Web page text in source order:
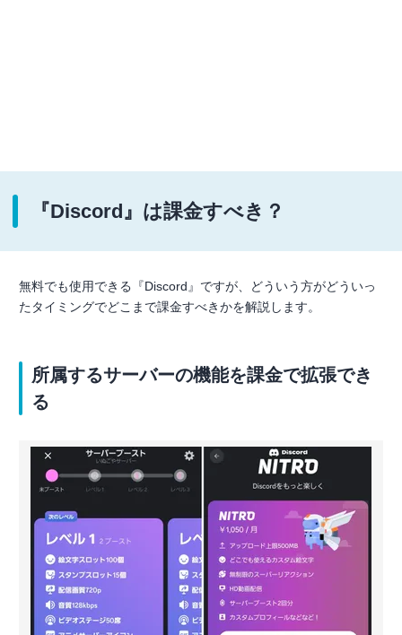
『Discord』は課金すべき？
無料でも使用できる『Discord』ですが、どういう方がどういっ
たタイミングでどこまで課金すべきかを解説します。
所属するサーバーの機能を課金で拡張でき
る